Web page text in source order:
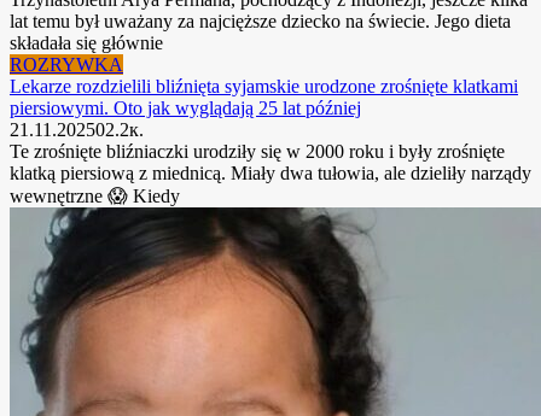
lat temu był uważany za najcięższe dziecko na świecie. Jego dieta
składała się głównie
ROZRYWKA
Lekarze rozdzielili bliźnięta syjamskie urodzone zrośnięte klatkami
piersiowymi. Oto jak wyglądają 25 lat później
21.11.202502.2к.
Te zrośnięte bliźniaczki urodziły się w 2000 roku i były zrośnięte
klatką piersiową z miednicą. Miały dwa tułowia, ale dzieliły narządy
wewnętrzne 😱 Kiedy